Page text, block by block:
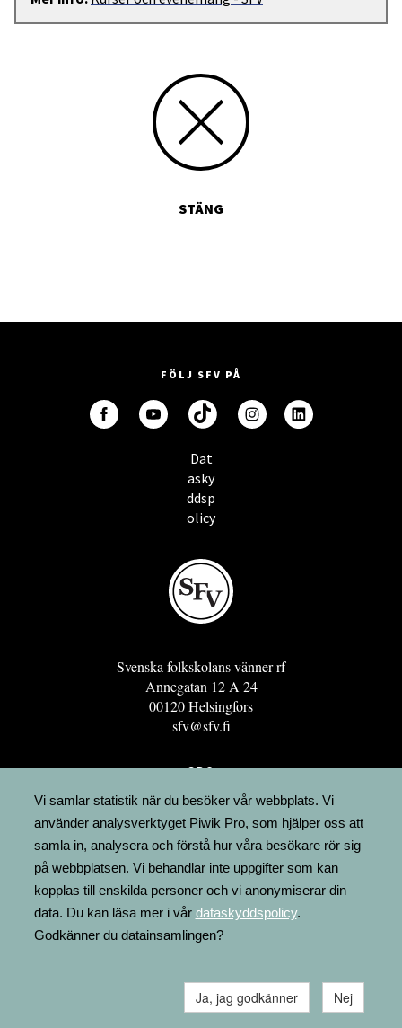
STÄNG
FÖLJ SFV PÅ
Dat
asky
ddsp
olicy
Svenska folkskolans vänner rf
Annegatan 12 A 24
00120 Helsingfors
sfv@sfv.fi
GRO
FÖRENINGSRESURSEN
MINNESRUNOR.FI
UPPSLAGSVERKET FINLAND
LÄGENHETER
FAKTURERING
Vi samlar statistik när du besöker vår webbplats. Vi
använder analysverktyget Piwik Pro, som hjälper oss att
samla in, analysera och förstå hur våra besökare rör sig
på webbplatsen. Vi behandlar inte uppgifter som kan
kopplas till enskilda personer och vi anonymiserar din
data. Du kan läsa mer i vår dataskyddspolicy.
Godkänner du datainsamlingen?
Ja, jag godkänner Nej